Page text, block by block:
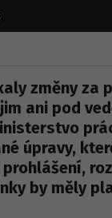
změny za
ani pod
úpravy,
by měly